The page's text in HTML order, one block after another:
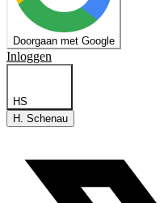
Doorgaan met Google
Inloggen
HS
H. Schenau